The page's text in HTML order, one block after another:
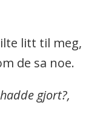
litt til meg,
de sa noe.
gjort?,